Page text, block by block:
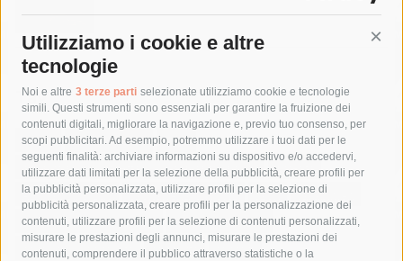
Utilizziamo i cookie e altre
tecnologie
Noi e altre 3 terze parti selezionate utilizziamo cookie e tecnologie
simili. Questi strumenti sono essenziali per garantire la fruizione dei
contenuti digitali, migliorare la navigazione e, previo tuo consenso, per
scopi pubblicitari. Ad esempio, potremmo utilizzare i tuoi dati per le
seguenti finalità: archiviare informazioni su dispositivo e/o accedervi,
utilizzare dati limitati per la selezione della pubblicità, creare profili per
la pubblicità personalizzata, utilizzare profili per la selezione di
pubblicità personalizzata, creare profili per la personalizzazione dei
contenuti, utilizzare profili per la selezione di contenuti personalizzati,
misurare le prestazioni degli annunci, misurare le prestazioni dei
contenuti, comprendere il pubblico attraverso statistiche o la
Tag
acqua allerta meteo
anas
area marina protetta di punta campanella
arresto
Asl Napoli 3 sud
capitaneria di porto capri
carabinieri
castellammare di stabia
circumvesuviana
comune di sorrento
concerto
contagi